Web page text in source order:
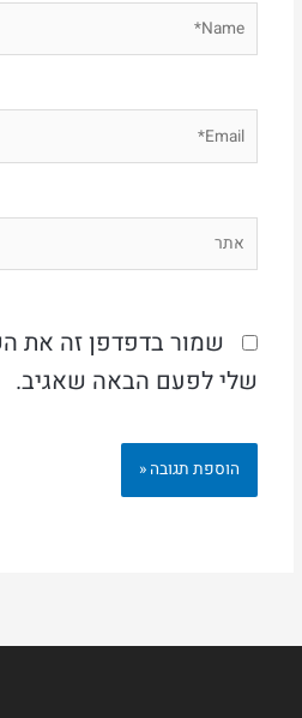
Name*
Email*
אתר
שמור בדפדפן זה את
שלי לפעם הבאה שאגיב.